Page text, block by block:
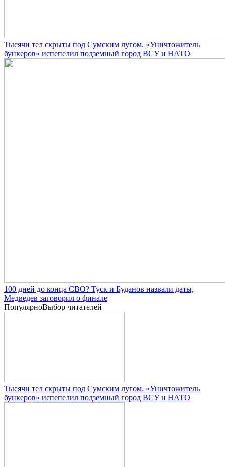
Тысячи тел скрыты под Сумским лугом. «Уничтожитель
бункеров» испепелил подземный город ВСУ и НАТО
100 дней до конца СВО? Туск и Буданов назвали даты,
Медведев заговорил о финале
ПопулярноВыбор читателей
Тысячи тел скрыты под Сумским лугом. «Уничтожитель
бункеров» испепелил подземный город ВСУ и НАТО